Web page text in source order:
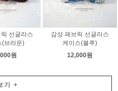
선글라스
(브라운)
원
감성 패브릭 선글라스
케이스(블루)
12,000원
기 +